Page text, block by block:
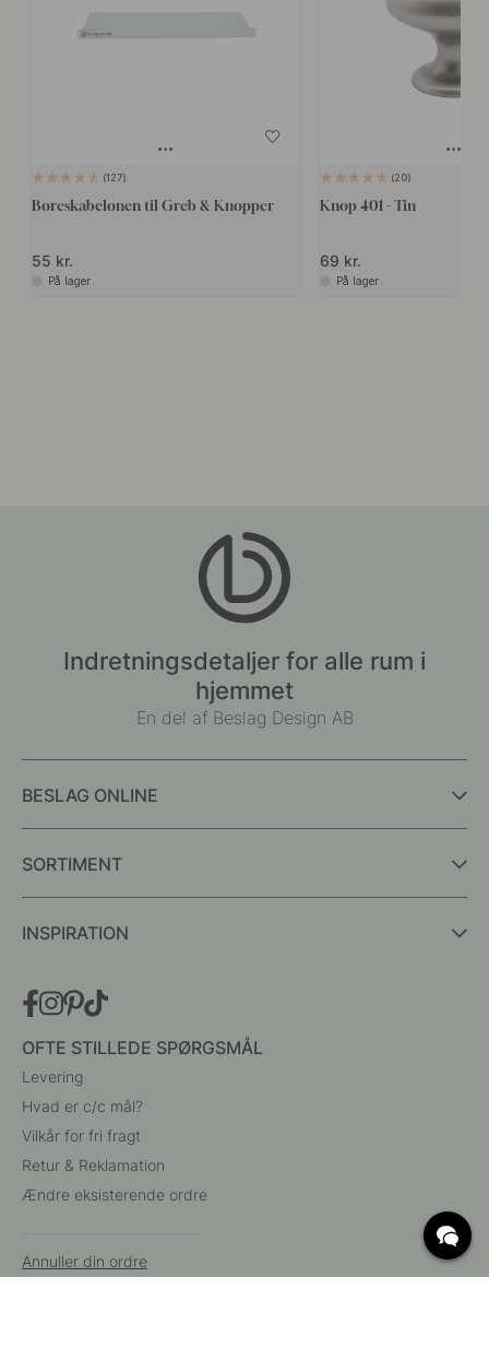
127
Boreskabelonen til Greb & Knopper
55 kr.
På lager
20
Knop 401 - Tin
69 kr.
På lager
Indretningsdetaljer for alle rum i
hjemmet
En del af Beslag Design AB
BESLAG ONLINE
SORTIMENT
INSPIRATION
OFTE STILLEDE SPØRGSMÅL
Levering
Hvad er c/c mål?
Vilkår for fri fragt
Retur & Reklamation
Ændre eksisterende ordre
Annuller din ordre